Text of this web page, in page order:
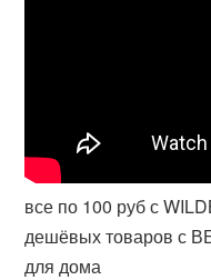
все по 100 руб с
дешёвых товаров с
для дома